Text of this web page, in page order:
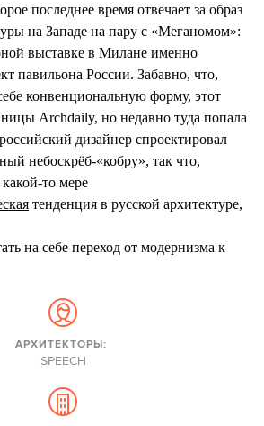
последнее время отвечает за образ
на Западе на пару с «Меганомом»:
выставке в Милане именно
павильона России. Забавно, что,
конвенциональную форму, этот
Archdaily, но недавно туда попала
дизайнер спроектировал
небоскрёб-«кобру», так что,
то мере
тенденция в русской архитектуре,
на себе переход от модернизма к
АРХИТЕКТОРЫ:
SPEECH